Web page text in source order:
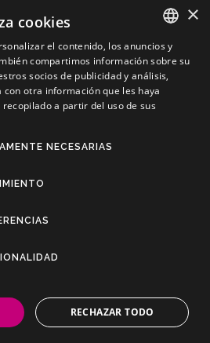
Prime Turismo
para HYUNDAI Amica Prime Turismo
Derechos Reservados Dilusur, S.L.
/Política de Cookies
SPANISH
PORTUGUESE
×
cookies
el contenido, los anuncios y
compartimos información sobre su
socios de publicidad y análisis,
otra información que les haya
a partir del uso de sus
NECESARIAS
RECHAZAR TODO